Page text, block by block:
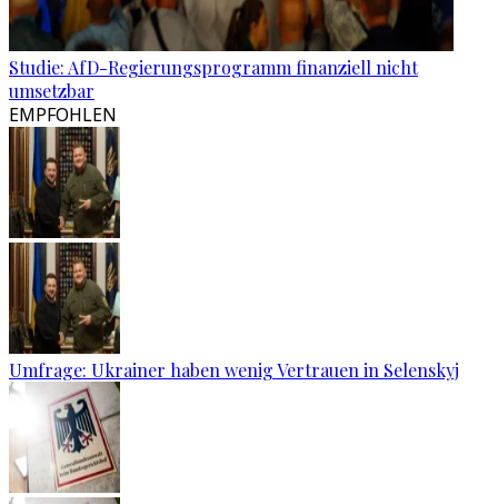
Studie: AfD-Regierungsprogramm finanziell nicht
umsetzbar
EMPFOHLEN
Umfrage: Ukrainer haben wenig Vertrauen in Selenskyj